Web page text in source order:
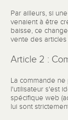
Par ailleurs, si
venaient à être
baisse, ce
vente des
Article 2 :
La commande
l'utilisateur s'est
spécifique web
lui sont